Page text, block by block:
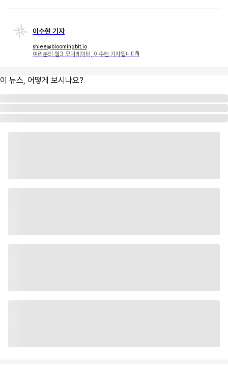
이수현 기자
shlee@bloomingbit.io
여러분의 웹3 모더레이터, 이수현 기자입니다🎙
이 뉴스, 어떻게 보시나요?